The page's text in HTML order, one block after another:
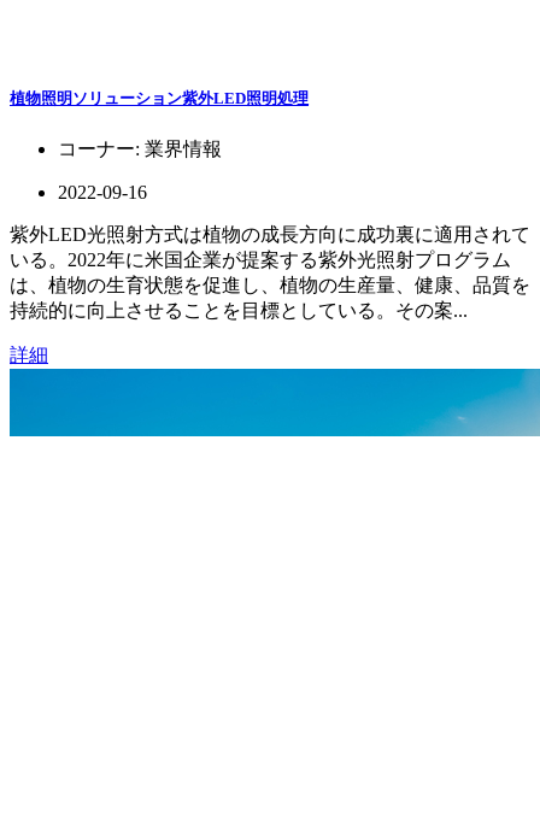
植物照明ソリューション紫外LED照明処理
コーナー: 業界情報
2022-09-16
紫外LED光照射方式は植物の成長方向に成功裏に適用されて
いる。2022年に米国企業が提案する紫外光照射プログラム
は、植物の生育状態を促進し、植物の生産量、健康、品質を
持続的に向上させることを目標としている。その案...
詳細